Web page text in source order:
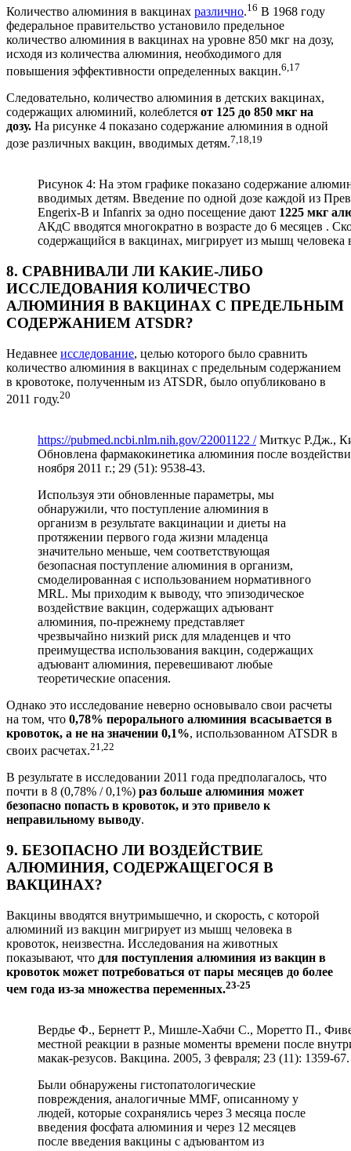
Количество алюминия в вакцинах различно.16 В 1968 году
федеральное правительство установило предельное
количество алюминия в вакцинах на уровне 850 мкг на дозу,
исходя из количества алюминия, необходимого для
повышения эффективности определенных вакцин.6,17
Следовательно, количество алюминия в детских вакцинах,
содержащих алюминий, колеблется от 125 до 850 мкг на
дозу. На рисунке 4 показано содержание алюминия в одной
дозе различных вакцин, вводимых детям.7,18,19
Рисунок 4: На этом графике показано содержание
вводимых детям. Введение по одной дозе каждой из
Engerix-B и Infanrix за одно посещение дают 1225 мкг
АКдС вводятся многократно в возрасте до 6 месяцев .
содержащийся в вакцинах, мигрирует из мышц человека
8. СРАВНИВАЛИ ЛИ КАКИЕ-ЛИБО
ИССЛЕДОВАНИЯ КОЛИЧЕСТВО
АЛЮМИНИЯ В ВАКЦИНАХ С ПРЕДЕЛЬНЫМ
СОДЕРЖАНИЕМ ATSDR?
Недавнее исследование, целью которого было сравнить
количество алюминия в вакцинах с предельным содержанием
в кровотоке, полученным из ATSDR, было опубликовано в
2011 году.20
https://pubmed.ncbi.nlm.nih.gov/22001122 /Миткус Р.Дж.,
Обновлена фармакокинетика алюминия после
ноября 2011 г.; 29 (51): 9538-43.
Используя эти обновленные параметры, мы
обнаружили, что поступление алюминия в
организм в результате вакцинации и диеты на
протяжении первого года жизни младенца
значительно меньше, чем соответствующая
безопасная поступление алюминия в организм,
смоделированная с использованием нормативного
MRL. Мы приходим к выводу, что эпизодическое
воздействие вакцин, содержащих адъювант
алюминия, по-прежнему представляет
чрезвычайно низкий риск для младенцев и что
преимущества использования вакцин, содержащих
адъювант алюминия, перевешивают любые
теоретические опасения.
Однако это исследование неверно основывало свои расчеты
на том, что 0,78% перорального алюминия всасывается в
кровоток, а не на значении 0,1%, использованном ATSDR в
своих расчетах.21,22
В результате в исследовании 2011 года предполагалось, что
почти в 8 (0,78% / 0,1%) раз больше алюминия может
безопасно попасть в кровоток, и это привело к
неправильному выводу.
9. БЕЗОПАСНО ЛИ ВОЗДЕЙСТВИЕ
АЛЮМИНИЯ, СОДЕРЖАЩЕГОСЯ В
ВАКЦИНАХ?
Вакцины вводятся внутримышечно, и скорость, с которой
алюминий из вакцин мигрирует из мышц человека в
кровоток, неизвестна. Исследования на животных
показывают, что для поступления алюминия из вакцин в
кровоток может потребоваться от пары месяцев до более
чем года из-за множества переменных.23-25
Вердье Ф., Бернетт Р., Мишле-Хабчи С., Моретто П.,
местной реакции в разные моменты времени после
макак-резусов. Вакцина. 2005, 3 февраля; 23 (11): 1359-
Были обнаружены гистопатологические
повреждения, аналогичные MMF, описанному у
людей, которые сохранялись через 3 месяца после
введения фосфата алюминия и через 12 месяцев
после введения вакцины с адъювантом из